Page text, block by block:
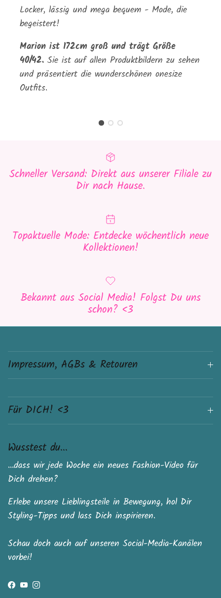
Locker, lässig und mega bequem - Mode, die
begeistert!
Marion ist 172cm groß und trägt Größe
40/42. Sie ist auf allen Produktbildern zu sehen
und präsentiert die wunderschönen onesize
Outfits.
Schneller Versand: Direkt aus unserer Filiale zu
Dir nach Hause.
Topaktuelle Mode: Entdecke wöchentlich neue
Kollektionen!
Bekannt aus Social Media! Folgst Du uns
schon? <3
Impressum, AGBs & Retouren
Für DICH! <3
Wusstest du...
...dass wir jede Woche ein neues Fashion-Video für
Dich drehen?
Erlebe unsere Lieblingsteile in Bewegung, hol Dir
Styling-Tipps und lass Dich inspirieren.
Schau doch auch auf unseren Social-Media-Kanälen
vorbei!
Facebook
YouTubeInstagram